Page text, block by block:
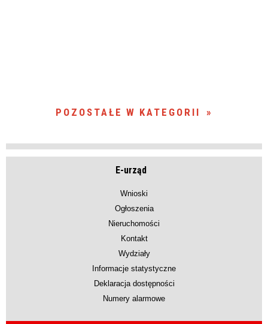
POZOSTAŁE W KATEGORII
E-urząd
Wnioski
Ogłoszenia
Nieruchomości
Kontakt
Wydziały
Informacje statystyczne
Deklaracja dostępności
Numery alarmowe